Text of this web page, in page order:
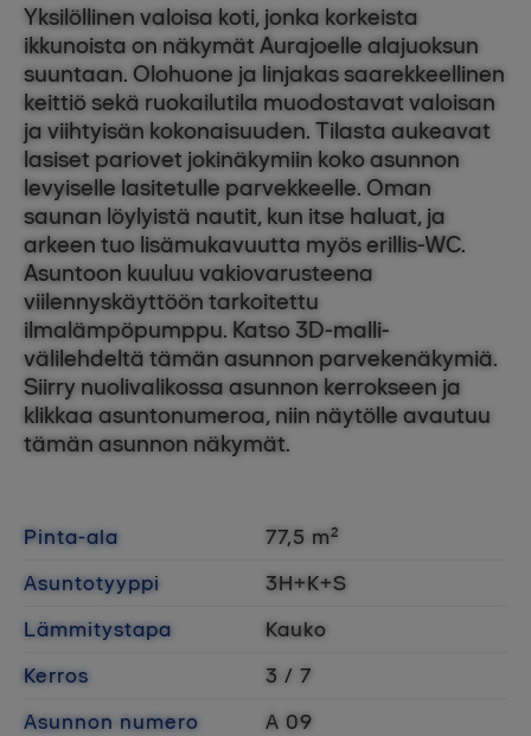
Yksilöllinen valoisa koti, jonka korkeista
ikkunoista on näkymät Aurajoelle alajuoksun
suuntaan. Olohuone ja linjakas saarekkeellinen
keittiö sekä ruokailutila muodostavat valoisan
ja viihtyisän kokonaisuuden. Tilasta aukeavat
lasiset pariovet jokinäkymiin koko asunnon
levyiselle lasitetulle parvekkeelle. Oman
saunan löylyistä nautit, kun itse haluat, ja
arkeen tuo lisämukavuutta myös erillis-WC.
Asuntoon kuuluu vakiovarusteena
viilennyskäyttöön tarkoitettu
ilmalämpöpumppu. Katso 3D-malli-
välilehdeltä tämän asunnon parvekenäkymiä.
Siirry nuolivalikossa asunnon kerrokseen ja
klikkaa asuntonumeroa, niin näytölle avautuu
tämän asunnon näkymät.
Pinta-ala
77,5 m²
Asuntotyyppi
3H+K+S
Lämmitystapa
Kauko
Kerros
3 / 7
Asunnon numero
A 09